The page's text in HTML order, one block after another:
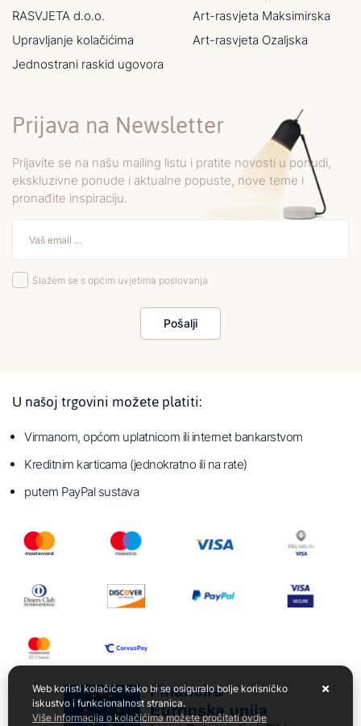
RASVJETA d.o.o.
Upravljanje kolačićima
Jednostrani raskid ugovora
Art-rasvjeta Maksimirska
Art-rasvjeta Ozaljska
Prijava na Newsletter
Prijavite se na našu mailing listu i pratite novosti u ponudi,
ekskluzivne ponude i aktualne popuste, nove teme i
pronađite inspiraciju.
Slažem se s općim uvjetima poslovanja
Pošalji
U našoj trgovini možete platiti:
Virmanom, općom uplatnicom ili internet bankarstvom
Kreditnim karticama (jednokratno ili na rate)
putem PayPal sustava
Web koristi kolačiće kako bi se osiguralo bolje korisničko
iskustvo i funkcionalnost stranica.
Više informacija o kolačićima možete pročitati ovdje